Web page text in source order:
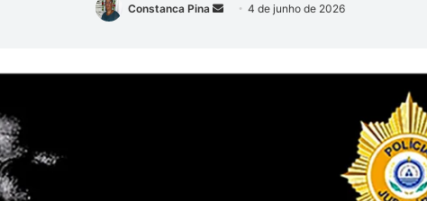
Constanca Pina
Mande
mail
4 de junho de 2026